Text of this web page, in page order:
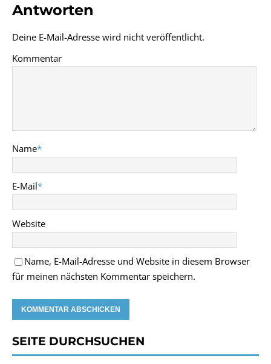
Antworten
Deine E-Mail-Adresse wird nicht veröffentlicht.
Kommentar
Name*
E-Mail*
Website
Name, E-Mail-Adresse und Website in diesem Browser
für meinen nächsten Kommentar speichern.
SEITE DURCHSUCHEN